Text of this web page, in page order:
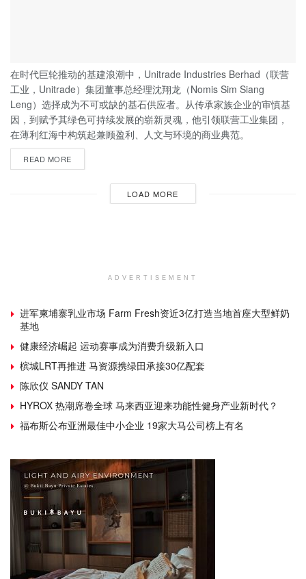
在时代巨轮推动的基建浪潮中，Unitrade Industries Berhad（联营
工业，Unitrade）集团董事总经理沈翔龙（Nomis Sim Siang
Leng）选择成为不可或缺的基石供应者。从传承家族企业的审慎基
因，到赋予其绿色可持续发展的崭新灵魂，他引领联营工业集团，
在薄利红海中构筑起兼顾盈利、人文与环境的商业典范。
READ MORE
LOAD MORE
ADVERTISEMENT
进军柬埔寨乳业市场 Farm Fresh资近3亿打造当地首座大型鲜奶
基地
健康经济崛起 运动赛事成为消费升级新入口
槟城LRT再推进 马资源携绿田承接30亿配套
陈欣仪 SANDY TAN
HYROX 热潮席卷全球 马来西亚迎来功能性健身产业新时代？
福布斯公布亚洲最佳中小企业 19家大马公司榜上有名